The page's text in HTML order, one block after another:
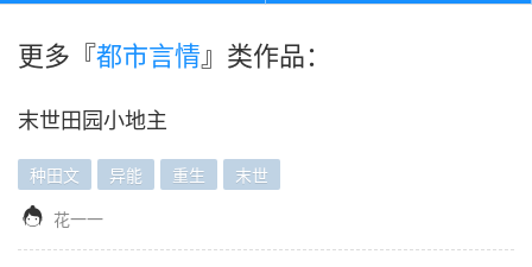
更多『都市言情』类作品：
末世田园小地主
种田文 异能 重生 末世
 花一一